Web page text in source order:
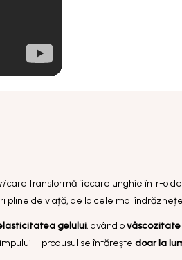
care transformă fiecare unghie într-o
de viață, de la cele mai
gelului, având o
– produsul se întărește doar la